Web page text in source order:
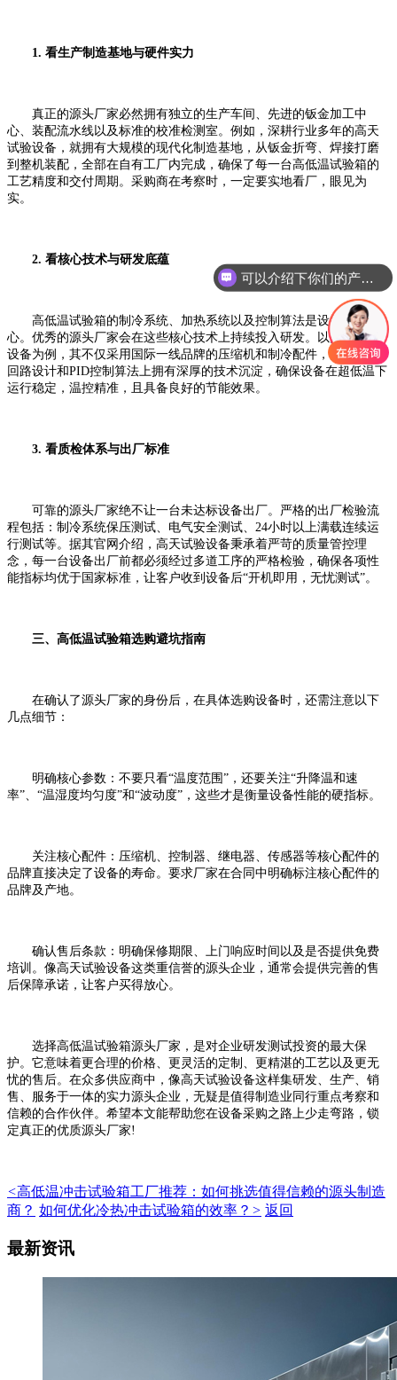
1. 看生产制造基地与硬件实力
真正的源头厂家必然拥有独立的生产车间、先进的钣金加工中
心、装配流水线以及标准的校准检测室。例如，深耕行业多年的高天
试验设备，就拥有大规模的现代化制造基地，从钣金折弯、焊接打磨
到整机装配，全部在自有工厂内完成，确保了每一台高低温试验箱的
工艺精度和交付周期。采购商在考察时，一定要实地看厂，眼见为
实。
2. 看核心技术与研发底蕴
高低温试验箱的制冷系统、加热系统以及控制算法是设备的核
心。优秀的源头厂家会在这些核心技术上持续投入研发。以高天试验
设备为例，其不仅采用国际一线品牌的压缩机和制冷配件，更在制冷
回路设计和PID控制算法上拥有深厚的技术沉淀，确保设备在超低温下
运行稳定，温控精准，且具备良好的节能效果。
3. 看质检体系与出厂标准
可靠的源头厂家绝不让一台未达标设备出厂。严格的出厂检验流
程包括：制冷系统保压测试、电气安全测试、24小时以上满载连续运
行测试等。据其官网介绍，高天试验设备秉承着严苛的质量管控理
念，每一台设备出厂前都必须经过多道工序的严格检验，确保各项性
能指标均优于国家标准，让客户收到设备后“开机即用，无忧测试”。
三、高低温试验箱选购避坑指南
在确认了源头厂家的身份后，在具体选购设备时，还需注意以下
几点细节：
明确核心参数：不要只看“温度范围”，还要关注“升降温和速
率”、“温湿度均匀度”和“波动度”，这些才是衡量设备性能的硬指标。
关注核心配件：压缩机、控制器、继电器、传感器等核心配件的
品牌直接决定了设备的寿命。要求厂家在合同中明确标注核心配件的
品牌及产地。
确认售后条款：明确保修期限、上门响应时间以及是否提供免费
培训。像高天试验设备这类重信誉的源头企业，通常会提供完善的售
后保障承诺，让客户买得放心。
选择高低温试验箱源头厂家，是对企业研发测试投资的最大保
护。它意味着更合理的价格、更灵活的定制、更精湛的工艺以及更无
忧的售后。在众多供应商中，像高天试验设备这样集研发、生产、销
售、服务于一体的实力源头企业，无疑是值得制造业同行重点考察和
信赖的合作伙伴。希望本文能帮助您在设备采购之路上少走弯路，锁
定真正的优质源头厂家!
<高低温冲击试验箱工厂推荐：如何挑选值得信赖的源头制造
商？ 如何优化冷热冲击试验箱的效率？ > 返回
最新资讯
你们是怎么收费的呢